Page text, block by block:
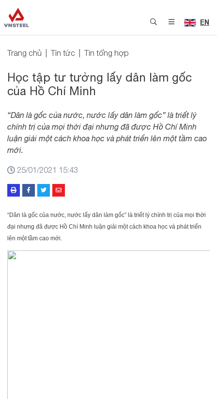
EN
Trang chủ Tin tức Tin tổng hợp
Học tập tư tưởng lấy dân làm gốc
của Hồ Chí Minh
“Dân là gốc của nước, nước lấy dân làm gốc” là triết lý
chính trị của mọi thời đại nhưng đã được Hồ Chí Minh
luận giải một cách khoa học và phát triển lên một tầm cao
mới.
25/01/2021 15:43
“Dân là gốc của nước, nước lấy dân làm gốc” là triết lý chính trị của mọi thời
đại nhưng đã được Hồ Chí Minh luận giải một cách khoa học và phát triển
lên một tầm cao mới.